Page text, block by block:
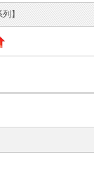
湖畔。
，乱发似云烟。
晚云。
长衫。
列】